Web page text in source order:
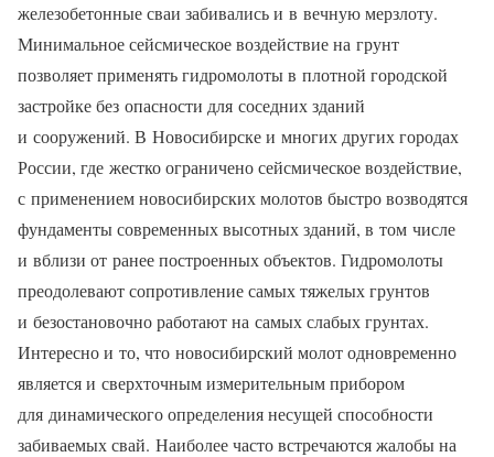
железобетонные сваи забивались и в вечную мерзлоту.
Минимальное сейсмическое воздействие на грунт
позволяет применять гидромолоты в плотной городской
застройке без опасности для соседних зданий
и сооружений. В Новосибирске и многих других городах
России, где жестко ограничено сейсмическое воздействие,
с применением новосибирских молотов быстро возводятся
фундаменты современных высотных зданий, в том числе
и вблизи от ранее построенных объектов. Гидромолоты
преодолевают сопротивление самых тяжелых грунтов
и безостановочно работают на самых слабых грунтах.
Интересно и то, что новосибирский молот одновременно
является и сверхточным измерительным прибором
для динамического определения несущей способности
забиваемых свай. Наиболее часто встречаются жалобы на